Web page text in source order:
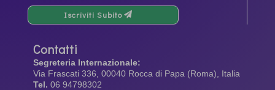
Iscriviti Subito
Contatti
Segreteria Internazionale:
Via Frascati 336, 00040 Rocca di Papa (Roma), Italia
Tel. 06 94798302